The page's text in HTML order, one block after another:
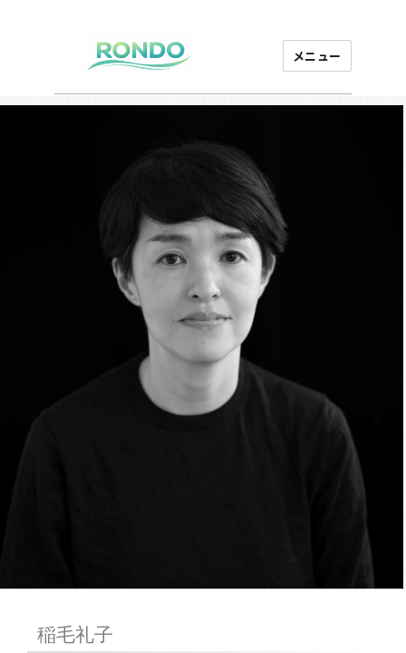
ロンド
芸能プロダクション
メニュー
稲毛礼子​